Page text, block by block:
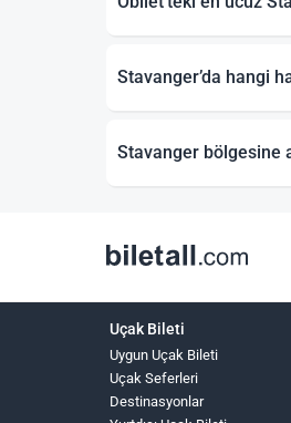
Stavanger’da hangi
Stavanger bölgesine
Uçak Bileti
Uygun Uçak Bileti
Uçak Seferleri
Destinasyonlar